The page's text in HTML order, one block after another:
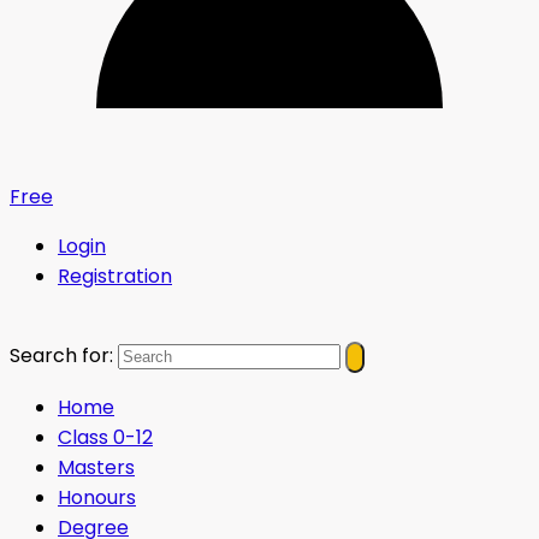
Free
Login
Registration
Search for:
Home
Class 0-12
Masters
Honours
Degree